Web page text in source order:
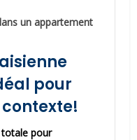
un appartement
pour
totale pour